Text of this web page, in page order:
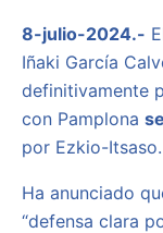
8-julio-2024.-
Iñaki García
definitivamente
con Pamplona
por Ezkio-Itsaso.
Ha anunciado
“defensa clara